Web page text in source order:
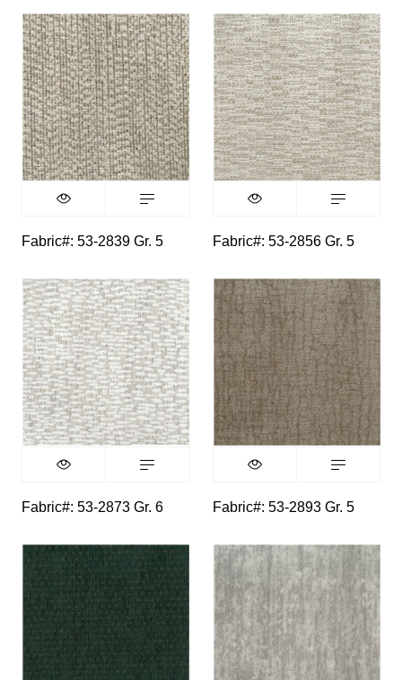
Fabric#: 53-2839 Gr. 5 Fabric#: 53-2856 Gr. 5
Fabric#: 53-2873 Gr. 6 Fabric#: 53-2893 Gr. 5